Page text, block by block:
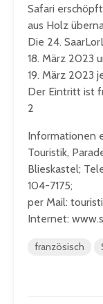
Safari
aus Holz
Die 24.
18. März 2023
19. März 2023
Der Eintritt ist
2
Informationen
Touristik,
Blieskastel;
104-7175;
per Mail:
Internet:
französisch